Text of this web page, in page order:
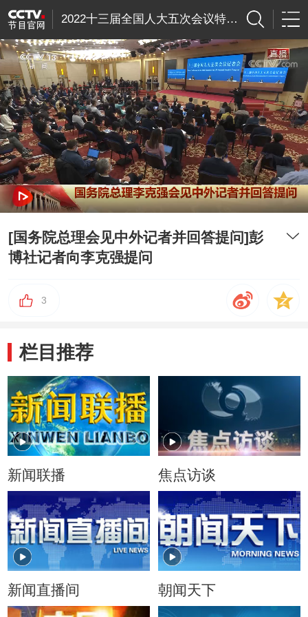
2022十三届全国人大五次会议特别节目
[国务院总理会见中外记者并回答提问]彭
博社记者向李克强提问
3
栏目推荐
新闻联播 焦点访谈
新闻直播间 朝闻天下